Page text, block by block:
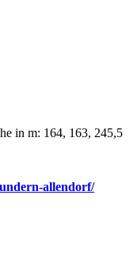
in m: 164, 163, 245,5
allendorf/